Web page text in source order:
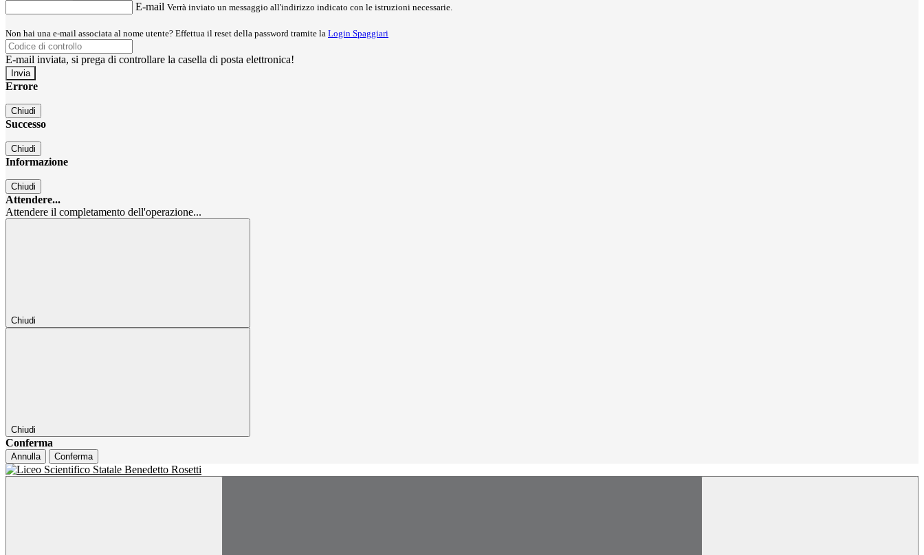
E-mail Verrà inviato un messaggio all'indirizzo indicato con le istruzioni necessarie.
Non hai una e-mail associata al nome utente? Effettua il reset della password tramite la Login Spaggiari
E-mail inviata, si prega di controllare la casella di posta elettronica!
Errore
Chiudi
Successo
Chiudi
Informazione
Chiudi
Attendere...
Attendere il completamento dell'operazione...
Chiudi
Chiudi
Conferma
Annulla Conferma